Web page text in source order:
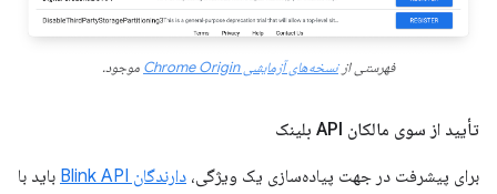
فهرستی ازنسخه‌های آزمایشی Chrome Origin موجود.
تأیید از سوی مالکان API بلینک
برای پیشرفت در جهت پیاده‌سازی یک ویژگی، دارندگان Blink API
باید با